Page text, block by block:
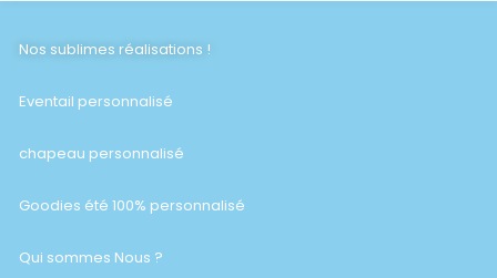
Nos sublimes réalisations !
Eventail personnalisé
chapeau personnalisé
Goodies été 100% personnalisé
Qui sommes Nous ?